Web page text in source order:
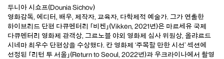
두니아 시쇼프(Dounia Sichov)
영화감독, 에디터, 배우, 제작자, 교육자, 다학제적 예술가. 그가 연출한
하이브리드 단편 다큐멘터리 「비켄」(Vikken, 2021년)은 마르세유 국제
다큐멘터리 영화제 관객상, 그르노블 야외 영화제 심사 위원상, 올랴르드
시네마 최우수 단편상을 수상했다. 칸 영화제 ‘주목할 만한 시선’ 섹션에
선정된 「리턴 투 서울」(Return to Seoul, 2022년)과 우크라이나에서 촬영